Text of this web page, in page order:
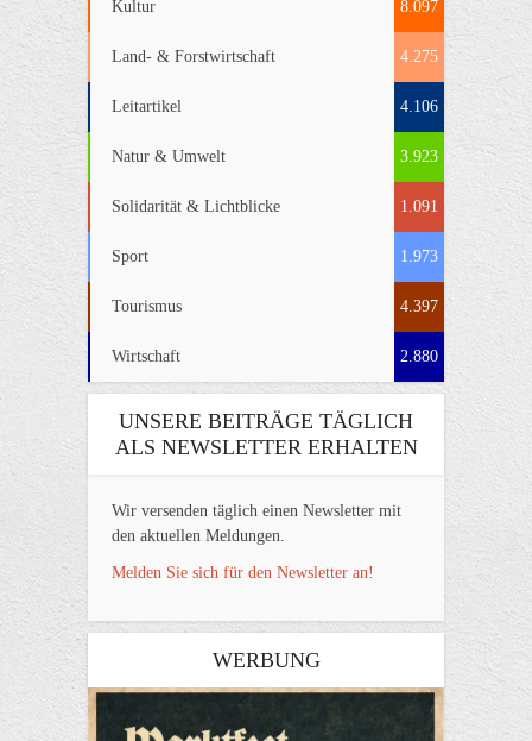
Kultur 8.097
Land- & Forstwirtschaft 4.275
Leitartikel 4.106
Natur & Umwelt 3.923
Solidarität & Lichtblicke 1.091
Sport 1.973
Tourismus 4.397
Wirtschaft 2.880
UNSERE BEITRÄGE TÄGLICH
ALS NEWSLETTER ERHALTEN
Wir versenden täglich einen Newsletter mit
den aktuellen Meldungen.
Melden Sie sich für den Newsletter an!
WERBUNG